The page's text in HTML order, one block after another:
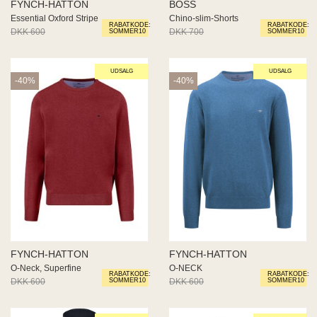
RABATKODE:
SOMMER10
FYNCH-HATTON
Essential Oxford Stripe
DKK 600
DKK 360
RABATKODE:
SOMMER10
BOSS
Chino-slim-Shorts
DKK 700
DKK 350
UDSALG
RABATKODE:
SOMMER10
-40%
FYNCH-HATTON
O-Neck, Superfine
DKK 600
DKK 360
UDSALG
RABATKODE:
SOMMER10
-40%
FYNCH-HATTON
O-NECK
DKK 600
DKK 360